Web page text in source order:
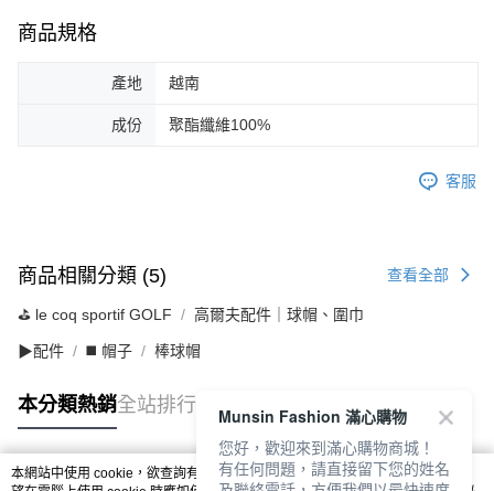
商品規格
產地 越南
成份 聚酯纖維100%
客服
商品相關分類 (5) 查看全部
⛳️ le coq sportif GOLF 高爾夫配件｜球帽、圍巾
▶配件 ◼️ 帽子 棒球帽
本分類熱銷全站排行
本網站中使用 cookie，欲查詢有關本網站使用 cookie 方式之詳情，及若您不希
Munsin Fashion 滿心購物
您好，歡迎來到滿心購物商城！
有任何問題，請直接留下您的姓名